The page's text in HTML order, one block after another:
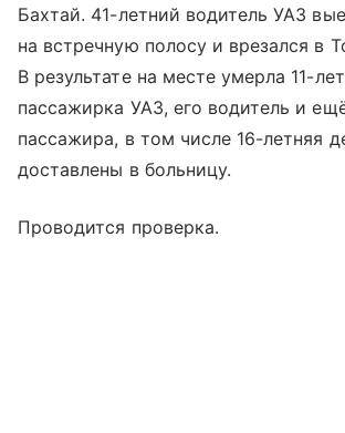
Бахтай. 41-летний водитель УАЗ
на встречную полосу и врезался в
В результате на месте умерла 11-
пассажирка УАЗ, его водитель и
пассажира, в том числе 16-летняя
доставлены в больницу.
Проводится проверка.